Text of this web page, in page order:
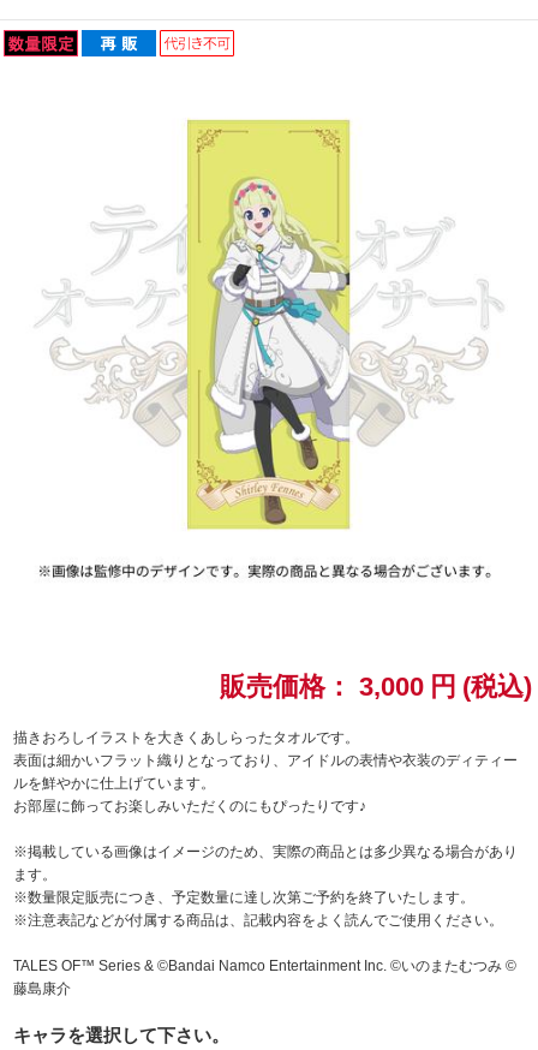
EVENT
プレミアム会員とは
学園アイドルマスター
テイルズ オブ シリーズ
太鼓の達人
ACE COMBAT
ラブライブ！
ラブライブ！サンシャイン‼
ラブライブ！虹ヶ咲学園スクールアイドル同好会
ラブライブ！スーパースター!!
アイドリッシュセブン
モフモフパレード
販売価格： 3,000 円 (税込)
描きおろしイラストを大きくあしらったタオルです。
表面は細かいフラット織りとなっており、アイドルの表情や衣装のディティー
ルを鮮やかに仕上げています。
お部屋に飾ってお楽しみいただくのにもぴったりです♪
※掲載している画像はイメージのため、実際の商品とは多少異なる場合があり
ます。
※数量限定販売につき、予定数量に達し次第ご予約を終了いたします。
※注意表記などが付属する商品は、記載内容をよく読んでご使用ください。
TALES OF™ Series & ©Bandai Namco Entertainment Inc. ©いのまたむつみ ©
藤島康介
キャラを選択して下さい。